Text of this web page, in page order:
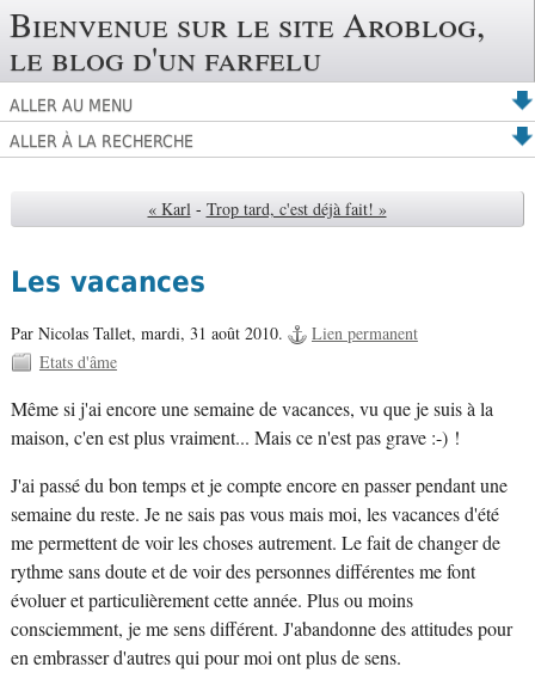
Bienvenue sur le site Aroblog,
le blog d'un farfelu
ALLER AU MENU
ALLER À LA RECHERCHE
« Karl - Trop tard, c'est déjà fait! »
Les vacances
Par Nicolas Tallet, mardi, 31 août 2010.
Lien permanent
Etats d'âme
Même si j'ai encore une semaine de vacances, vu que je suis à la
maison, c'en est plus vraiment... Mais ce n'est pas grave :-) !
J'ai passé du bon temps et je compte encore en passer pendant une
semaine du reste. Je ne sais pas vous mais moi, les vacances d'été
me permettent de voir les choses autrement. Le fait de changer de
rythme sans doute et de voir des personnes différentes me font
évoluer et particulièrement cette année. Plus ou moins
consciemment, je me sens différent. J'abandonne des attitudes pour
en embrasser d'autres qui pour moi ont plus de sens.